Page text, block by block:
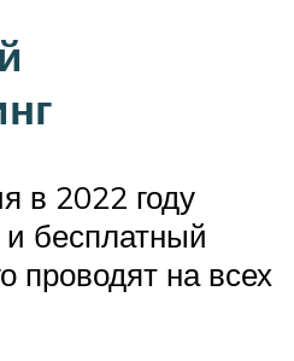
в 2022 году
бесплатный
проводят на всех